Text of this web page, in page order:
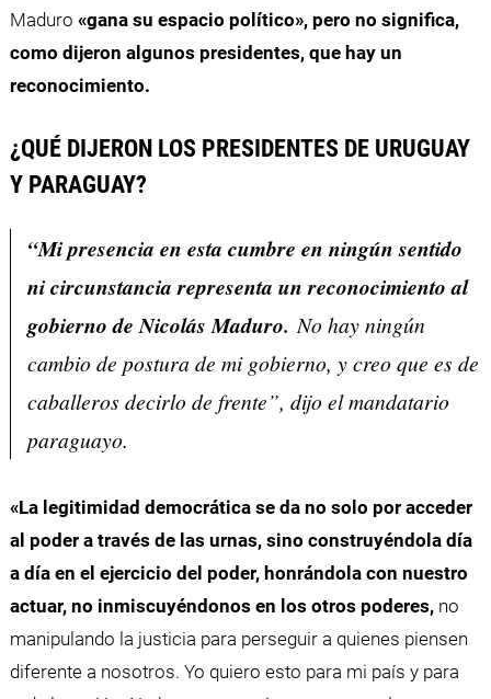
Maduro «gana su espacio político», pero no significa,
como dijeron algunos presidentes, que hay un
reconocimiento.
¿QUÉ DIJERON LOS PRESIDENTES DE URUGUAY
Y PARAGUAY?
“Mi presencia en esta cumbre en ningún sentido
ni circunstancia representa un reconocimiento al
gobierno de Nicolás Maduro. No hay ningún
cambio de postura de mi gobierno, y creo que es de
caballeros decirlo de frente”, dijo el mandatario
paraguayo.
«La legitimidad democrática se da no solo por acceder
al poder a través de las urnas, sino construyéndola día
a día en el ejercicio del poder, honrándola con nuestro
actuar, no inmiscuyéndonos en los otros poderes,no
manipulando la justicia para perseguir a quienes piensen
diferente a nosotros. Yo quiero esto para mi país y para